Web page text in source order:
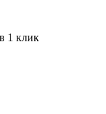
1 клик